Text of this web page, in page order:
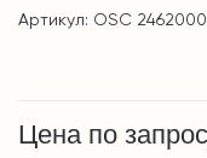
Артикул: OSC
Цена по